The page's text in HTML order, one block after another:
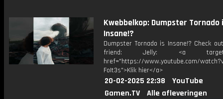
Kwebbelkop: Dumpster Tornado
Insane!?
Dumpster Tornado is Insane!? Check
friend: Jelly: <a
href="https://www.youtube.com/
FoIt3s">Klik hier</a>
20-02-2025 22:38
YouTube
Gamen.TV
Alle afleveringen